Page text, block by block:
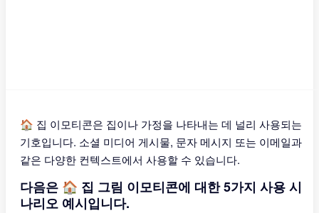
🏠 집 이모티콘은 집이나 가정을 나타내는 데 널리 사용되는
기호입니다. 소셜 미디어 게시물, 문자 메시지 또는 이메일과
같은 다양한 컨텍스트에서 사용할 수 있습니다.
다음은 🏠 집 그림 이모티콘에 대한 5가지 사용 시
나리오 예시입니다.